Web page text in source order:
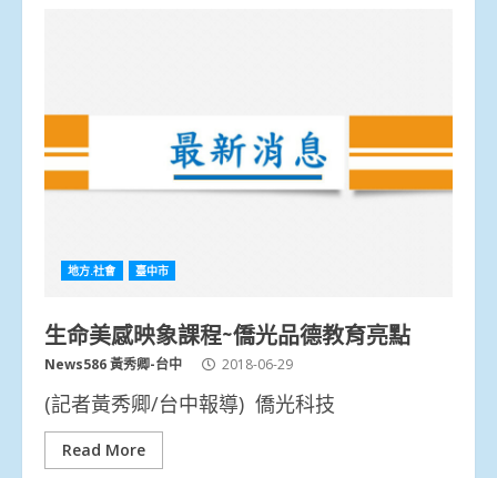
地方.社會 臺中市
生命美感映象課程~僑光品德教育亮點
News586 黃秀卿-台中 2018-06-29
(記者黃秀卿/台中報導) 僑光科技
Read More